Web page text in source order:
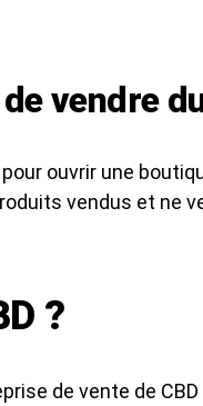
vendre
ouvrir une
vendus et ne
?
de vente de